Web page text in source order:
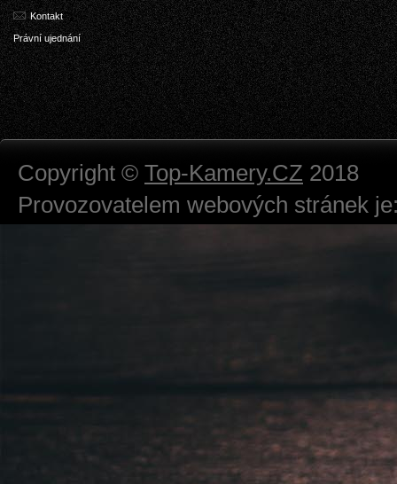
Kontakt
Právní ujednání
Copyright © Top-Kamery.CZ 2018
Provozovatelem webových stránek